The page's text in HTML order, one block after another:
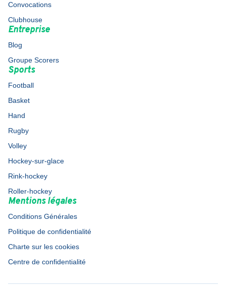
Convocations
Clubhouse
Entreprise
Blog
Groupe Scorers
Sports
Football
Basket
Hand
Rugby
Volley
Hockey-sur-glace
Rink-hockey
Roller-hockey
Mentions légales
Conditions Générales
Politique de confidentialité
Charte sur les cookies
Centre de confidentialité